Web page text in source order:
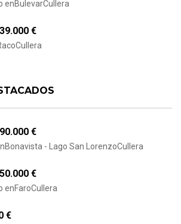
enBulevarCullera
€
€
- Lago San LorenzoCullera
€
enFaroCullera
€